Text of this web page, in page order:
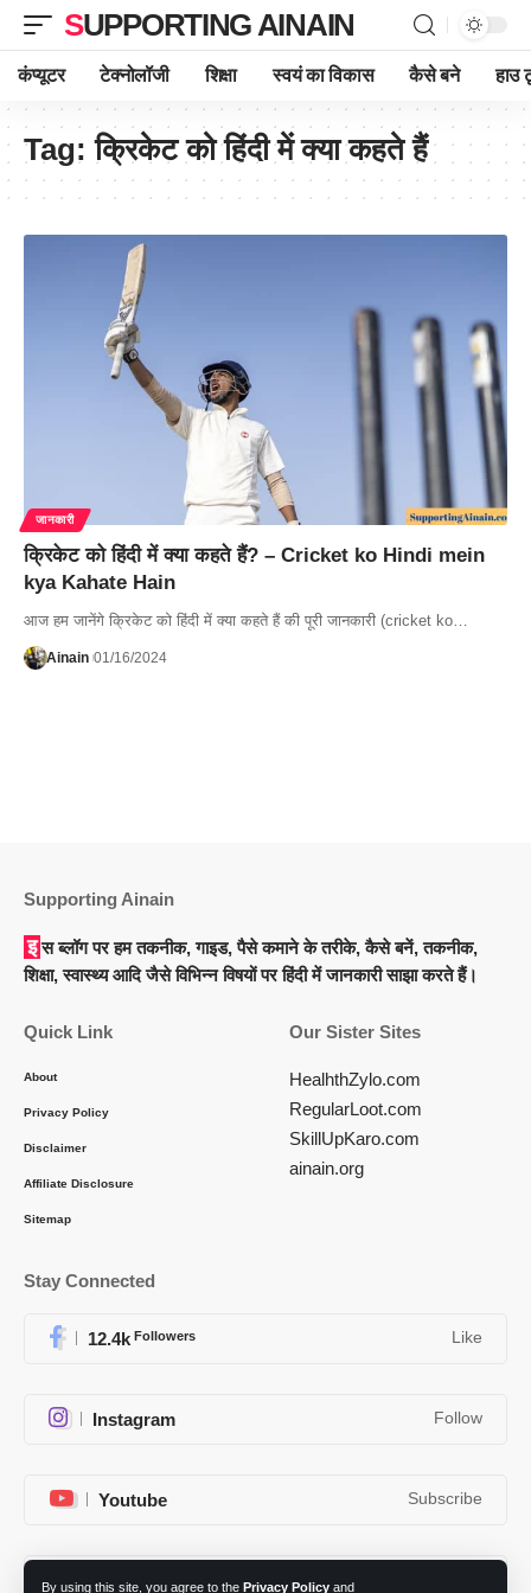
By using this site, you agree to the Privacy Policy and
SUPPORTING AINAIN
कंप्यूटर टेक्नोलॉजी शिक्षा स्वयं का विकास कैसे बने हाउ
Tag:क्रिकेट को हिंदी में क्या कहते हैं
जानकारी
क्रिकेट को हिंदी में क्या कहते हैं? – Cricket ko Hindi mein
kya Kahate Hain
आज हम जानेंगे क्रिकेट को हिंदी में क्या कहते हैं की पूरी जानकारी (cricket ko…
Ainain 01/16/2024
Supporting Ainain
इस ब्लॉग पर हम तकनीक, गाइड, पैसे कमाने के तरीके, कैसे बनें, तकनीक,
शिक्षा, स्वास्थ्य आदि जैसे विभिन्न विषयों पर हिंदी में जानकारी साझा करते हैं।
Quick Link
About
Privacy Policy
Disclaimer
Affiliate Disclosure
Sitemap
Our Sister Sites
HealhthZylo.com
RegularLoot.com
SkillUpKaro.com
ainain.org
Stay Connected
12.4k Followers Like
Instagram Follow
Youtube Subscribe
Telegram